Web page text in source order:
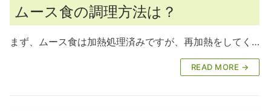
ムース食の調理方法は？
まず、ムース食は加熱処理済みですが、再加熱をしてく…
READ MORE →